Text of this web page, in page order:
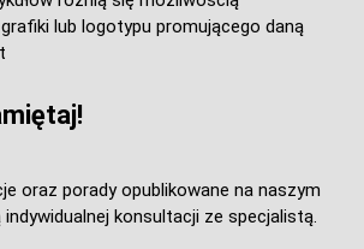
lub logotypu promującego daną
oraz porady opublikowane na naszym
konsultacji ze specjalistą.